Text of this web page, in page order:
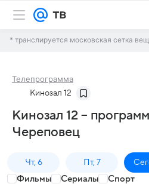
* транслируется московская сетка
Телепрограмма
Кинозал 12
Кинозал 12 –
Череповец
Чт, 6 Пт, 7
Фильмы Сериалы Спорт